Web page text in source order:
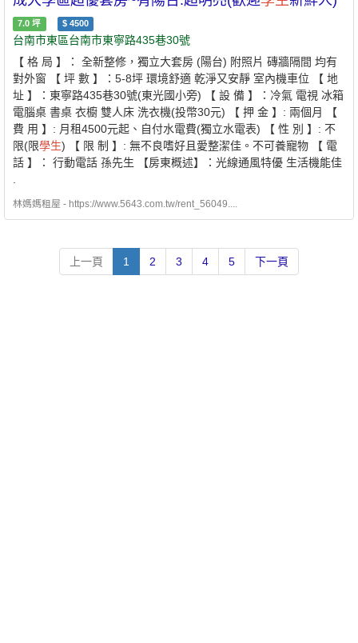
7.0 坪 $ 4500
台南市東區台南市東寧路435巷30號
【 格 局 】： 全新整修，獨立大套房 (陽台) 附照片 磚牆隔間 均有
對外窗 【 坪 數 】：5-8坪 環境舒適 乾淨又安靜 室內機車位 【 地
址 】：東寧路435巷30號(東光國小旁) 【 設 備 】：冷氣 電視 冰箱
電腦桌 書桌 衣櫥 雙人床 洗衣機(投幣30元) 【 押 金 】: 兩個月 【
費 用 】: 月租4500元起、自付水電費(獨立水電表) 【 性 別 】: 不
限(限學生) 【 限 制 】: 無不良嗜好且愛整潔佳。不可養寵物 【 電
話 】： 行動電話 孫先生 【房東概述】：光線通風特優 生活機能佳
.
林媽媽租屋 - https://www.5643.com.tw/rent_56049....
上一頁 1 2 3 4 5 下一頁